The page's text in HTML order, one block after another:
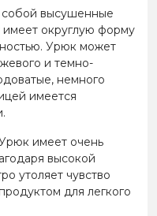
собой высушенные
округлую форму
Урюк может
и темно-
немного
имеется
имеет очень
высокой
утоляет чувство
для легкого